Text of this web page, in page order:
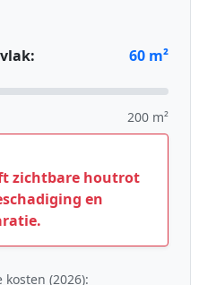
60 m²
200 m²
zichtbare houtrot
en
kosten (2026):